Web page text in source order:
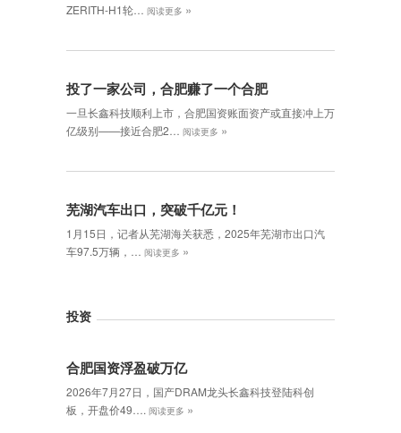
ZERITH-H1轮…
阅读更多 »
投了一家公司，合肥赚了一个合肥
一旦长鑫科技顺利上市，合肥国资账面资产或直接冲上万
亿级别——接近合肥2…
阅读更多 »
芜湖汽车出口，突破千亿元！
1月15日，记者从芜湖海关获悉，2025年芜湖市出口汽
车97.5万辆，…
阅读更多 »
投资
合肥国资浮盈破万亿
2026年7月27日，国产DRAM龙头长鑫科技登陆科创
板，开盘价49…. 阅读更多 »